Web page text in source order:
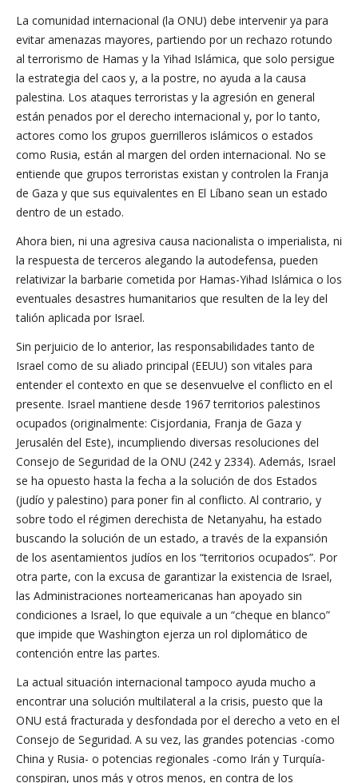
La comunidad internacional (la ONU) debe intervenir ya para
evitar amenazas mayores, partiendo por un rechazo rotundo
al terrorismo de Hamas y la Yihad Islámica, que solo persigue
la estrategia del caos y, a la postre, no ayuda a la causa
palestina. Los ataques terroristas y la agresión en general
están penados por el derecho internacional y, por lo tanto,
actores como los grupos guerrilleros islámicos o estados
como Rusia, están al margen del orden internacional. No se
entiende que grupos terroristas existan y controlen la Franja
de Gaza y que sus equivalentes en El Líbano sean un estado
dentro de un estado.
Ahora bien, ni una agresiva causa nacionalista o imperialista, ni
la respuesta de terceros alegando la autodefensa, pueden
relativizar la barbarie cometida por Hamas-Yihad Islámica o los
eventuales desastres humanitarios que resulten de la ley del
talión aplicada por Israel.
Sin perjuicio de lo anterior, las responsabilidades tanto de
Israel como de su aliado principal (EEUU) son vitales para
entender el contexto en que se desenvuelve el conflicto en el
presente. Israel mantiene desde 1967 territorios palestinos
ocupados (originalmente: Cisjordania, Franja de Gaza y
Jerusalén del Este), incumpliendo diversas resoluciones del
Consejo de Seguridad de la ONU (242 y 2334). Además, Israel
se ha opuesto hasta la fecha a la solución de dos Estados
(judío y palestino) para poner fin al conflicto. Al contrario, y
sobre todo el régimen derechista de Netanyahu, ha estado
buscando la solución de un estado, a través de la expansión
de los asentamientos judíos en los “territorios ocupados”. Por
otra parte, con la excusa de garantizar la existencia de Israel,
las Administraciones norteamericanas han apoyado sin
condiciones a Israel, lo que equivale a un “cheque en blanco”
que impide que Washington ejerza un rol diplomático de
contención entre las partes.
La actual situación internacional tampoco ayuda mucho a
encontrar una solución multilateral a la crisis, puesto que la
ONU está fracturada y desfondada por el derecho a veto en el
Consejo de Seguridad. A su vez, las grandes potencias -como
China y Rusia- o potencias regionales -como Irán y Turquía-
conspiran, unos más y otros menos, en contra de los